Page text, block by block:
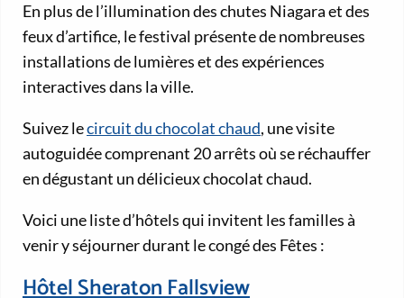
En plus de l’illumination des chutes Niagara et des
feux d’artifice, le festival présente de nombreuses
installations de lumières et des expériences
interactives dans la ville.
Suivez lecircuit du chocolat chaud, une visite
autoguidée comprenant 20 arrêts où se réchauffer
en dégustant un délicieux chocolat chaud.
Voici une liste d’hôtels qui invitent les familles à
venir y séjourner durant le congé des Fêtes :
Hôtel Sheraton Fallsview